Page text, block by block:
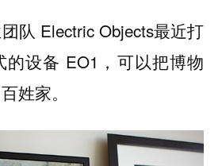
队 Electric Objects最近打
设备 EO1，可以把博物
姓家。